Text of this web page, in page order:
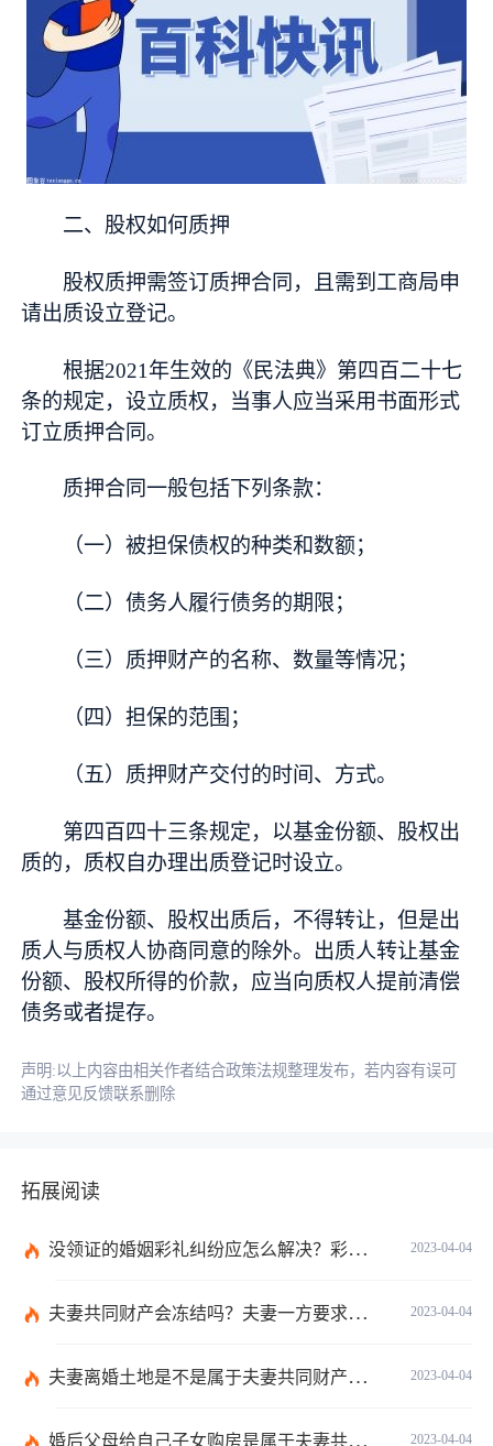
二、股权如何质押
股权质押需签订质押合同，且需到工商局申
请出质设立登记。
根据2021年生效的《民法典》第四百二十七
条的规定，设立质权，当事人应当采用书面形式
订立质押合同。
质押合同一般包括下列条款：
（一）被担保债权的种类和数额；
（二）债务人履行债务的期限；
（三）质押财产的名称、数量等情况；
（四）担保的范围；
（五）质押财产交付的时间、方式。
第四百四十三条规定，以基金份额、股权出
质的，质权自办理出质登记时设立。
基金份额、股权出质后，不得转让，但是出
质人与质权人协商同意的除外。出质人转让基金
份额、股权所得的价款，应当向质权人提前清偿
债务或者提存。
声明:以上内容由相关作者结合政策法规整理发布，若内容有误可
通过意见反馈联系删除
拓展阅读
2023-04-04
没领证的婚姻彩礼纠纷应怎么解决？彩礼规定不能超过多少在法律上没有明确规定数额吗？
2023-04-04
夫妻共同财产会冻结吗？夫妻一方要求离婚另一方不同意怎么办？
2023-04-04
夫妻离婚土地是不是属于夫妻共同财产？不属于夫妻共同财产的情形有哪些？
2023-04-04
婚后父母给自己子女购房是属于夫妻共同财产吗？婚后父母给自己的钱算共同财产吗？